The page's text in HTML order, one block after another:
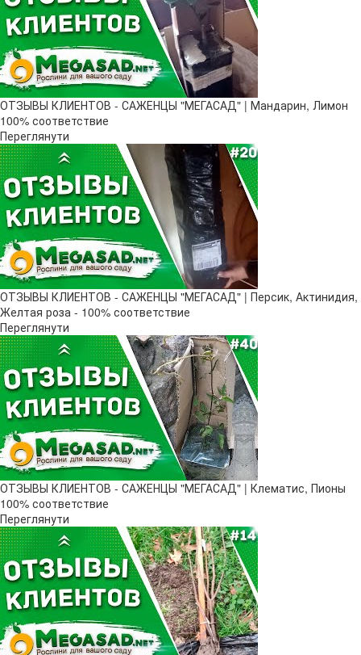
ОТЗЫВЫ КЛИЕНТОВ - САЖЕНЦЫ "МЕГАСАД" | Мандарин, Лимон
100% соответствие
Переглянути
ОТЗЫВЫ КЛИЕНТОВ - САЖЕНЦЫ "МЕГАСАД" | Персик, Актинидия,
Желтая роза - 100% соответствие
Переглянути
ОТЗЫВЫ КЛИЕНТОВ - САЖЕНЦЫ "МЕГАСАД" | Клематис, Пионы
100% соответствие
Переглянути